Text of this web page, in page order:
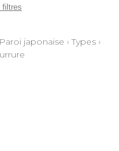
filtres
Paroi japonaise ›Types›